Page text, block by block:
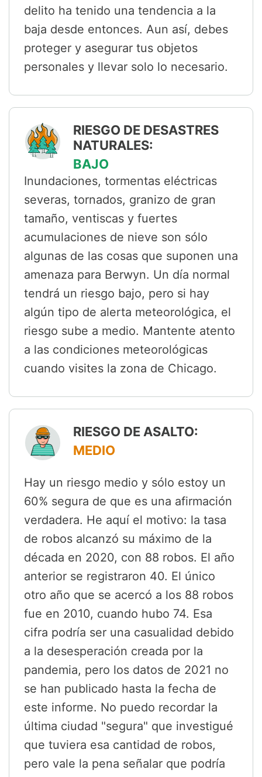
delito ha tenido una tendencia a la
baja desde entonces. Aun así, debes
proteger y asegurar tus objetos
personales y llevar solo lo necesario.
RIESGO DE DESASTRES
NATURALES:
BAJO
Inundaciones, tormentas eléctricas
severas, tornados, granizo de gran
tamaño, ventiscas y fuertes
acumulaciones de nieve son sólo
algunas de las cosas que suponen una
amenaza para Berwyn. Un día normal
tendrá un riesgo bajo, pero si hay
algún tipo de alerta meteorológica, el
riesgo sube a medio. Mantente atento
a las condiciones meteorológicas
cuando visites la zona de Chicago.
RIESGO DE ASALTO:
MEDIO
Hay un riesgo medio y sólo estoy un
60% segura de que es una afirmación
verdadera. He aquí el motivo: la tasa
de robos alcanzó su máximo de la
década en 2020, con 88 robos. El año
anterior se registraron 40. El único
otro año que se acercó a los 88 robos
fue en 2010, cuando hubo 74. Esa
cifra podría ser una casualidad debido
a la desesperación creada por la
pandemia, pero los datos de 2021 no
se han publicado hasta la fecha de
este informe. No puedo recordar la
última ciudad "segura" que investigué
que tuviera esa cantidad de robos,
pero vale la pena señalar que podría